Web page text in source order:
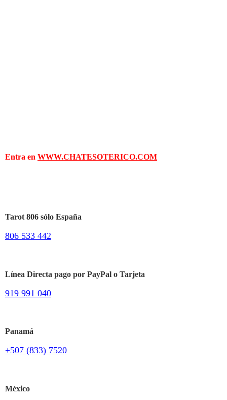
Entra en WWW.CHATESOTERICO.COM
Tarot 806 sólo España
806 533 442
Línea Directa pago por PayPal o Tarjeta
919 991 040
Panamá
+507 (833) 7520
México